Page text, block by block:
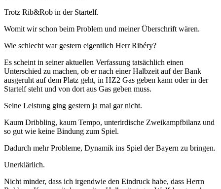
Trotz Rib&Rob in der Startelf.
Womit wir schon beim Problem und meiner Überschrift wären.
Wie schlecht war gestern eigentlich Herr Ribéry?
Es scheint in seiner aktuellen Verfassung tatsächlich einen
Unterschied zu machen, ob er nach einer Halbzeit auf der Bank
ausgeruht auf dem Platz geht, in HZ2 Gas geben kann oder in der
Startelf steht und von dort aus Gas geben muss.
Seine Leistung ging gestern ja mal gar nicht.
Kaum Dribbling, kaum Tempo, unterirdische Zweikampfbilanz und
so gut wie keine Bindung zum Spiel.
Dadurch mehr Probleme, Dynamik ins Spiel der Bayern zu bringen.
Unerklärlich.
Nicht minder, dass ich irgendwie den Eindruck habe, dass Herrn